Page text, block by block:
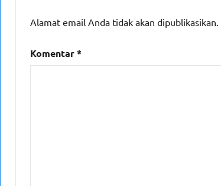
Alamat email Anda tidak akan dipublikasikan.
Komentar*